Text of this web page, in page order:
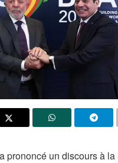
prononcé un discours à